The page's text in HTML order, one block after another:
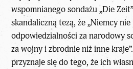
wspomnianego sondażu „Die
skandaliczną tezą, że „Niemcy
odpowiedzialności za narodowy
za wojny i zbrodnie niż inne
przyznaje się do tego, że ich